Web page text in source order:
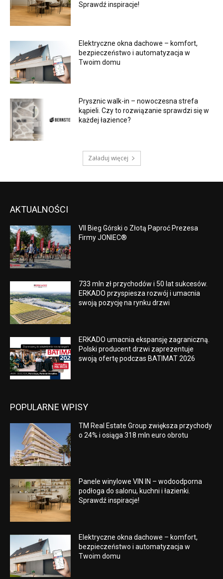
Sprawdź inspiracje!
Elektryczne okna dachowe – komfort,
bezpieczeństwo i automatyzacja w
Twoim domu
Prysznic walk-in – nowoczesna strefa
kąpieli. Czy to rozwiązanie sprawdzi się w
każdej łazience?
Załaduj więcej
AKTUALNOŚCI
VII Bieg Górski o Złotą Paproć Prezesa
Firmy JONIEC®
733 mln zł przychodów i 50 lat sukcesów.
ERKADO przyspiesza rozwój i umacnia
swoją pozycję na rynku drzwi
ERKADO umacnia ekspansję zagraniczną.
Polski producent drzwi zaprezentuje
swoją ofertę podczas BATIMAT 2026
POPULARNE WPISY
TM Real Estate Group zwiększa przychody
o 24% i osiąga 318 mln euro obrotu
Panele winylowe VIN IN – wodoodporna
podłoga do salonu, kuchni i łazienki.
Sprawdź inspiracje!
Elektryczne okna dachowe – komfort,
bezpieczeństwo i automatyzacja w
Twoim domu